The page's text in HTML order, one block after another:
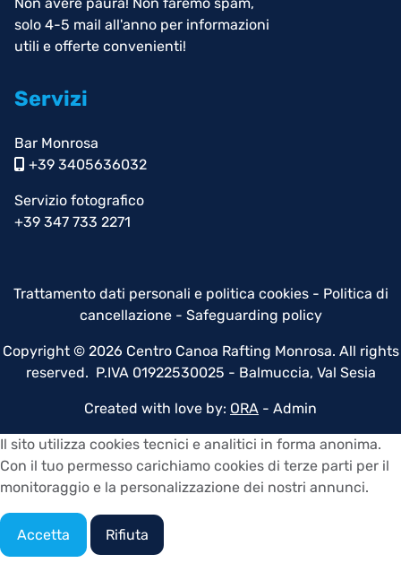
solo 4-5 mail all'anno per informazioni
utili e offerte convenienti!
Servizi
Bar Monrosa
+39 3405636032
Servizio fotografico
+39 347 733 2271
Trattamento dati personali e politica cookies- Politica di
cancellazione - Safeguarding policy
Copyright © 2026 Centro Canoa Rafting Monrosa. All rights
reserved. P.IVA 01922530025 - Balmuccia, Val Sesia
Created with love by: ORA - Admin
Il sito utilizza cookies tecnici e analitici in forma anonima.
Con il tuo permesso carichiamo cookies di terze parti per il
monitoraggio e la personalizzazione dei nostri annunci.
Accetta Rifiuta